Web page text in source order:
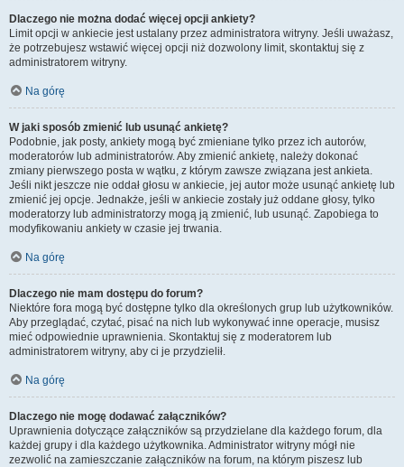
Dlaczego nie można dodać więcej opcji ankiety?
Limit opcji w ankiecie jest ustalany przez administratora witryny. Jeśli uważasz,
że potrzebujesz wstawić więcej opcji niż dozwolony limit, skontaktuj się z
administratorem witryny.
Na górę
W jaki sposób zmienić lub usunąć ankietę?
Podobnie, jak posty, ankiety mogą być zmieniane tylko przez ich autorów,
moderatorów lub administratorów. Aby zmienić ankietę, należy dokonać
zmiany pierwszego posta w wątku, z którym zawsze związana jest ankieta.
Jeśli nikt jeszcze nie oddał głosu w ankiecie, jej autor może usunąć ankietę lub
zmienić jej opcje. Jednakże, jeśli w ankiecie zostały już oddane głosy, tylko
moderatorzy lub administratorzy mogą ją zmienić, lub usunąć. Zapobiega to
modyfikowaniu ankiety w czasie jej trwania.
Na górę
Dlaczego nie mam dostępu do forum?
Niektóre fora mogą być dostępne tylko dla określonych grup lub użytkowników.
Aby przeglądać, czytać, pisać na nich lub wykonywać inne operacje, musisz
mieć odpowiednie uprawnienia. Skontaktuj się z moderatorem lub
administratorem witryny, aby ci je przydzielił.
Na górę
Dlaczego nie mogę dodawać załączników?
Uprawnienia dotyczące załączników są przydzielane dla każdego forum, dla
każdej grupy i dla każdego użytkownika. Administrator witryny mógł nie
zezwolić na zamieszczanie załączników na forum, na którym piszesz lub